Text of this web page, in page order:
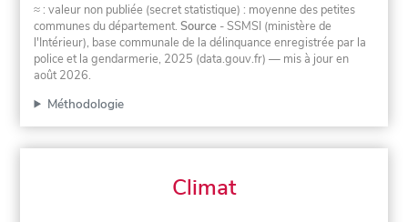
≈ : valeur non publiée (secret statistique) : moyenne des petites
communes du département.Source - SSMSI (ministère de
l'Intérieur), base communale de la délinquance enregistrée par la
police et la gendarmerie, 2025 (data.gouv.fr) — mis à jour en
août 2026.
Méthodologie
Climat